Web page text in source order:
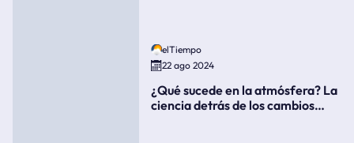
elTiempo
22 ago 2024
¿Qué sucede en la atmósfera? La
ciencia detrás de los cambios